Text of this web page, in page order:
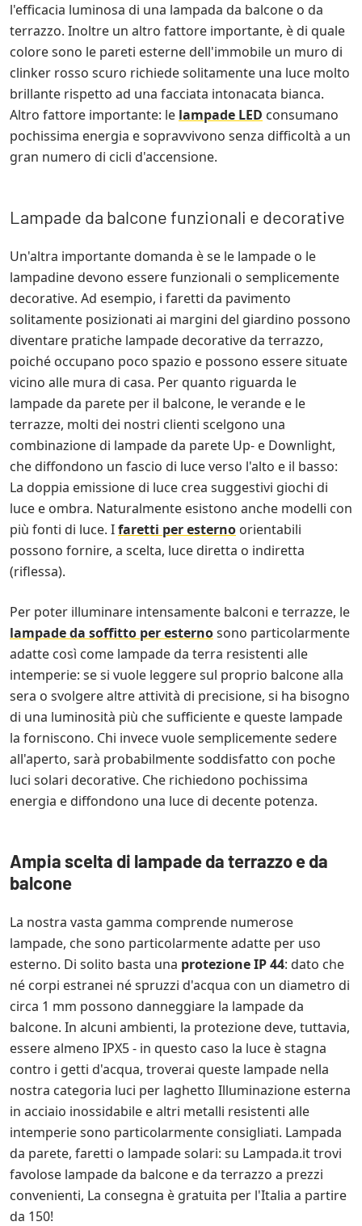
l'efficacia luminosa di una lampada da balcone o da
terrazzo. Inoltre un altro fattore importante, è di quale
colore sono le pareti esterne dell'immobile un muro di
clinker rosso scuro richiede solitamente una luce molto
brillante rispetto ad una facciata intonacata bianca.
Altro fattore importante: le lampade LED consumano
pochissima energia e sopravvivono senza difficoltà a un
gran numero di cicli d'accensione.
Lampade da balcone funzionali e decorative
Un'altra importante domanda è se le lampade o le
lampadine devono essere funzionali o semplicemente
decorative. Ad esempio, i faretti da pavimento
solitamente posizionati ai margini del giardino possono
diventare pratiche lampade decorative da terrazzo,
poiché occupano poco spazio e possono essere situate
vicino alle mura di casa. Per quanto riguarda le
lampade da parete per il balcone, le verande e le
terrazze, molti dei nostri clienti scelgono una
combinazione di lampade da parete Up- e Downlight,
che diffondono un fascio di luce verso l'alto e il basso:
La doppia emissione di luce crea suggestivi giochi di
luce e ombra. Naturalmente esistono anche modelli con
più fonti di luce. Ifaretti per esterno orientabili
possono fornire, a scelta, luce diretta o indiretta
(riflessa).
Per poter illuminare intensamente balconi e terrazze, le
lampade da soffitto per esternosono particolarmente
adatte così come lampade da terra resistenti alle
intemperie: se si vuole leggere sul proprio balcone alla
sera o svolgere altre attività di precisione, si ha bisogno
di una luminosità più che sufficiente e queste lampade
la forniscono. Chi invece vuole semplicemente sedere
all'aperto, sarà probabilmente soddisfatto con poche
luci solari decorative. Che richiedono pochissima
energia e diffondono una luce di decente potenza.
Ampia scelta di lampade da terrazzo e da
balcone
La nostra vasta gamma comprende numerose
lampade, che sono particolarmente adatte per uso
esterno. Di solito basta una protezione IP 44: dato che
né corpi estranei né spruzzi d'acqua con un diametro di
circa 1 mm possono danneggiare la lampade da
balcone. In alcuni ambienti, la protezione deve, tuttavia,
essere almeno IPX5 - in questo caso la luce è stagna
contro i getti d'acqua, troverai queste lampade nella
nostra categoria luci per laghetto Illuminazione esterna
in acciaio inossidabile e altri metalli resistenti alle
intemperie sono particolarmente consigliati. Lampada
da parete, faretti o lampade solari: su Lampada.it trovi
favolose lampade da balcone e da terrazzo a prezzi
convenienti, La consegna è gratuita per l'Italia a partire
da 150!